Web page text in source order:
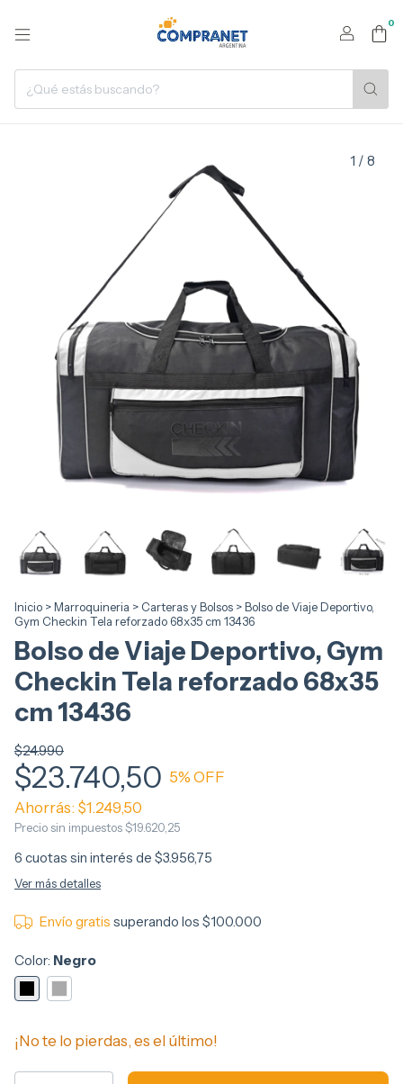
0
1 / 8
Inicio >Marroquineria > Carteras y Bolsos >Bolso de Viaje Deportivo,
Gym Checkin Tela reforzado 68x35 cm 13436
Bolso de Viaje Deportivo, Gym
Checkin Tela reforzado 68x35
cm 13436
$24.990
$23.740,50 5% OFF
Ahorrás: $1.249,50
Precio sin impuestos$19.620,25
6 cuotas sin interés de $3.956,75
Ver más detalles
Envío gratis superando los $100.000
Color: Negro
¡No te lo pierdas, es el último!